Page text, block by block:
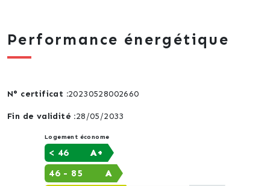
Performance énergétique
N° certificat :‭20230528002660‬
Fin de validité :28/05/2033
Logement économe
A+
< 46
A
46 - 85